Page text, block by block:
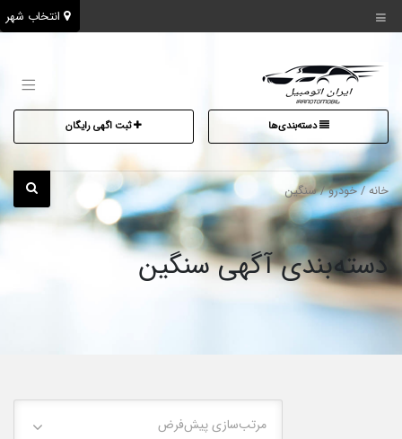
دسته‌بندی‌ها ثبت اگهی رایگان
خانه/خودرو/ سنگین
دسته‌بندی آگهی سنگین
مرتب‌سازی پیش‌فرض